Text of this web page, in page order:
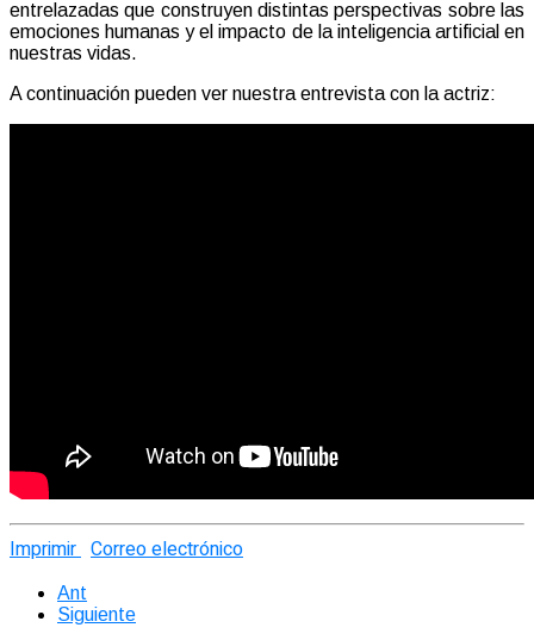
entrelazadas que construyen distintas perspectivas sobre las
emociones humanas y el impacto de la inteligencia artificial en
nuestras vidas.
A continuación pueden ver nuestra entrevista con la actriz:
Imprimir Correo electrónico
Ant
Siguiente